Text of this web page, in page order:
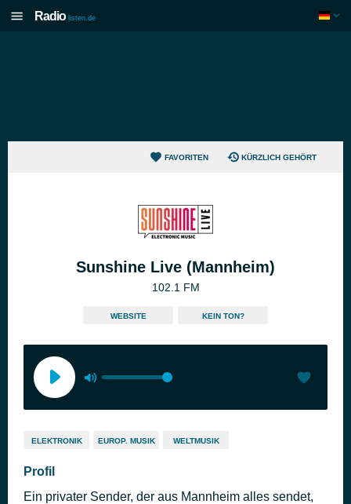
Radio listen.de
FAVORITEN KÜRZLICH GEHÖRT
Sunshine Live (Mannheim)
102.1 FM
WEBSITE KEIN TON?
ELEKTRONIK EUROP. MUSIK WELTMUSIK
Profil
Ein privater Sender, der aus Mannheim alles sendet,